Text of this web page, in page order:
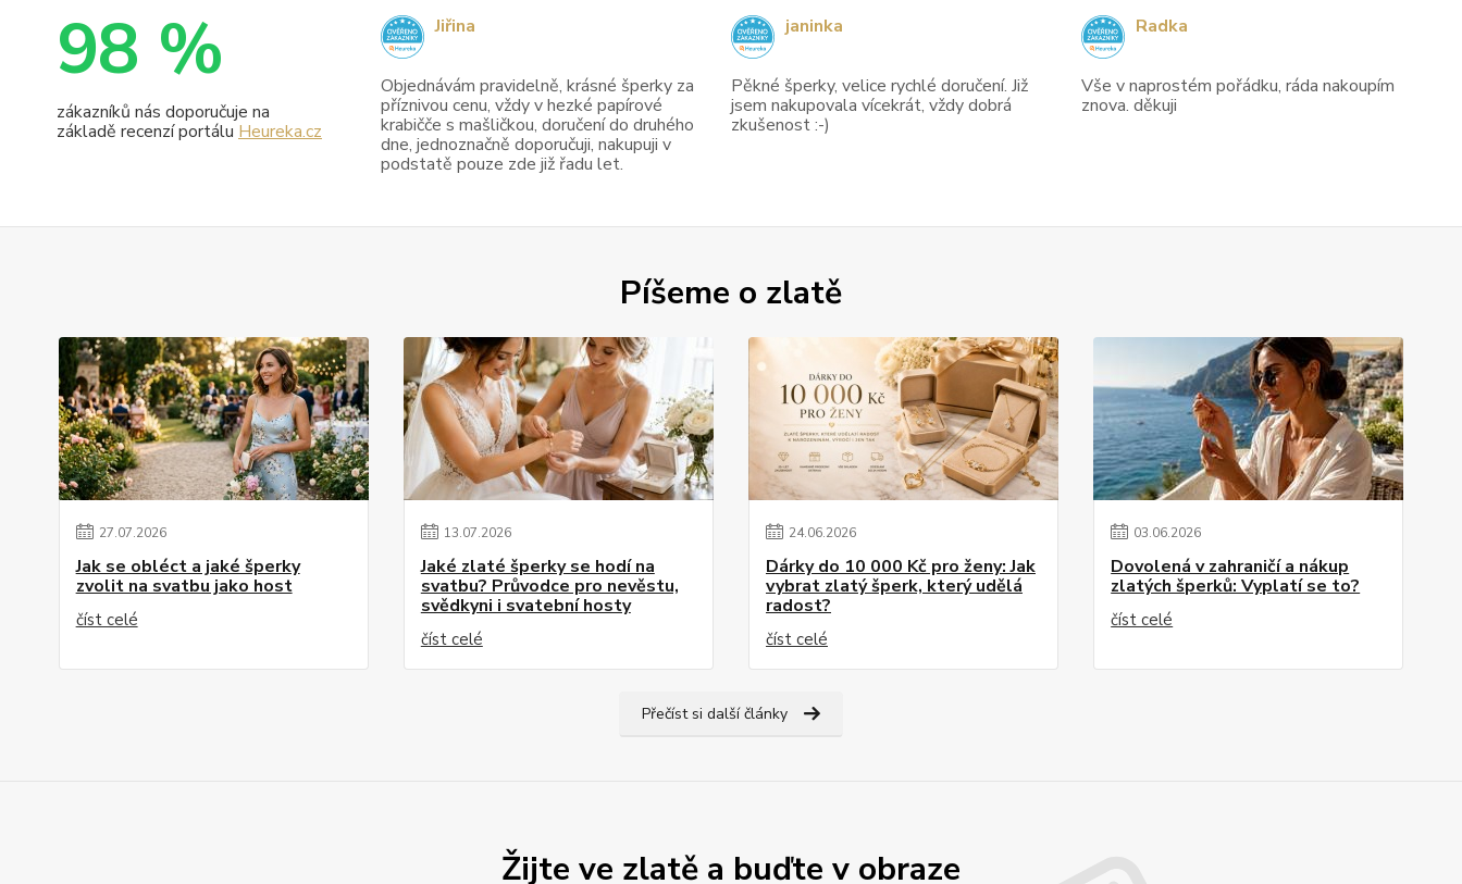
Píšeme o zlatě
27.07.2026
Jak se obléct a jaké šperky
zvolit na svatbu jako host
číst celé
13.07.2026
Jaké zlaté šperky se hodí na
svatbu? Průvodce pro nevěstu,
svědkyni i svatební hosty
číst celé
24.06.2026
Dárky do 10 000 Kč pro ženy: Jak
vybrat zlatý šperk, který udělá
radost?
číst celé
03.06.2026
Dovolená v zahraničí a nákup
zlatých šperků: Vyplatí se to?
číst celé
Přečíst si další články
Žijte ve zlatě a buďte v obraze
98 %
zákazníků nás doporučuje na
základě recenzí portálu Heureka.cz
Objednávám pravidelně, krásné šperky za
příznivou cenu, vždy v hezké papírové
krabičče s mašličkou, doručení do druhého
dne, jednoznačně doporučuji, nakupuji v
podstatě pouze zde již řadu let.
Jiřina
Pěkné šperky, velice rychlé doručení. Již
jsem nakupovala vícekrát, vždy dobrá
zkušenost :-)
janinka
Vše v naprostém pořádku, ráda nakoupím
znova. děkuji
Radka